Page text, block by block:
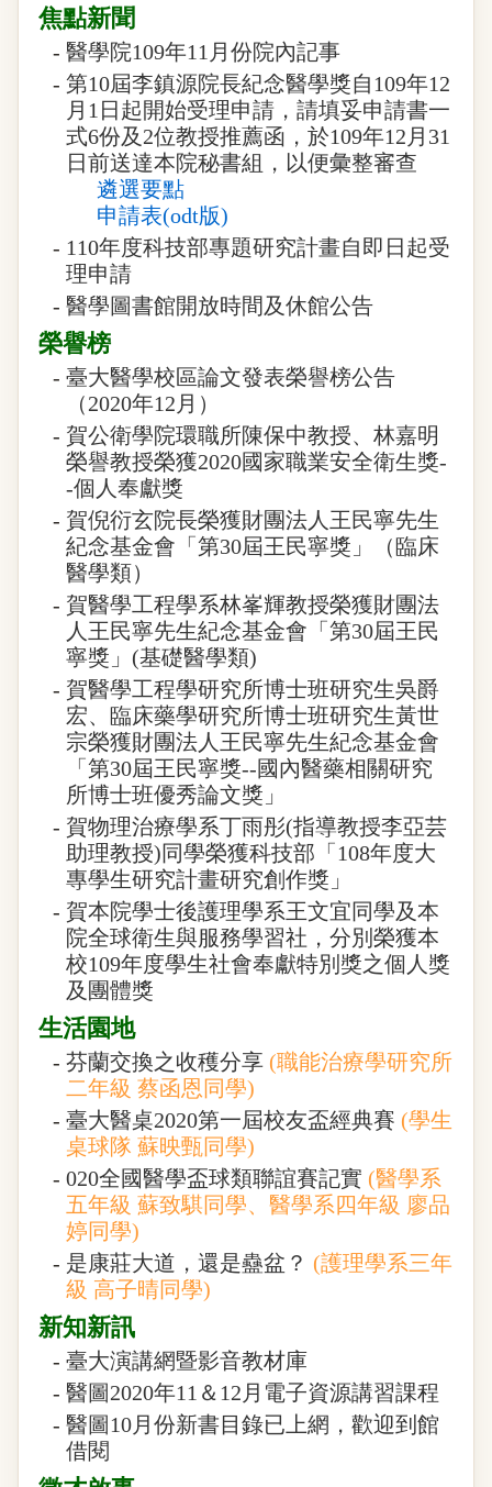
焦點新聞
- 醫學院109年11月份院內記事
- 第10屆李鎮源院長紀念醫學獎自109年12
月1日起開始受理申請，請填妥申請書一
式6份及2位教授推薦函，於109年12月31
日前送達本院秘書組，以便彙整審查
遴選要點
申請表(odt版)
- 110年度科技部專題研究計畫自即日起受
理申請
- 醫學圖書館開放時間及休館公告
榮譽榜
- 臺大醫學校區論文發表榮譽榜公告
（2020年12月）
- 賀公衛學院環職所陳保中教授、林嘉明
榮譽教授榮獲2020國家職業安全衛生獎-
-個人奉獻獎
- 賀倪衍玄院長榮獲財團法人王民寧先生
紀念基金會「第30屆王民寧獎」（臨床
醫學類）
- 賀醫學工程學系林峯輝教授榮獲財團法
人王民寧先生紀念基金會「第30屆王民
寧獎」(基礎醫學類)
- 賀醫學工程學研究所博士班研究生吳爵
宏、臨床藥學研究所博士班研究生黃世
宗榮獲財團法人王民寧先生紀念基金會
「第30屆王民寧獎--國內醫藥相關研究
所博士班優秀論文獎」
- 賀物理治療學系丁雨彤(指導教授李亞芸
助理教授)同學榮獲科技部「108年度大
專學生研究計畫研究創作獎」
- 賀本院學士後護理學系王文宜同學及本
院全球衛生與服務學習社，分別榮獲本
校109年度學生社會奉獻特別獎之個人獎
及團體獎
生活園地
- 芬蘭交換之收穫分享 (職能治療學研究所
二年級 蔡函恩同學)
- 臺大醫桌2020第一屆校友盃經典賽 (學生
桌球隊 蘇映甄同學)
- 020全國醫學盃球類聯誼賽記實 (醫學系
五年級 蘇致騏同學、醫學系四年級 廖品
婷同學)
- 是康莊大道，還是蠱盆？ (護理學系三年
級 高子晴同學)
新知新訊
- 臺大演講網暨影音教材庫
- 醫圖2020年11＆12月電子資源講習課程
- 醫圖10月份新書目錄已上網，歡迎到館
借閱